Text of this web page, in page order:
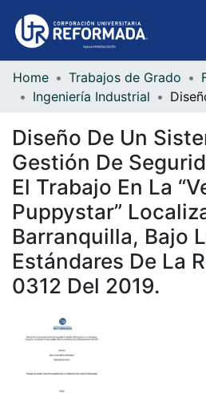
Communities & Collections
Statistics
Home Trabajos de Grado
Ingeniería Industrial
Diseño De Un
Gestión De
El Trabajo En La
Puppystar”
Barranquilla, Bajo
Estándares De La
0312 Del 2019.